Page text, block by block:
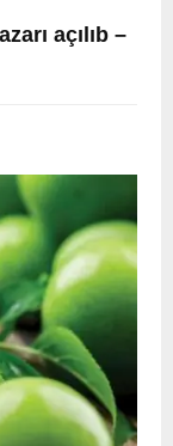
açılıb –